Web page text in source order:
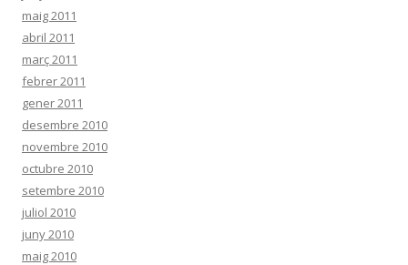
maig 2011
abril 2011
març 2011
febrer 2011
gener 2011
desembre 2010
novembre 2010
octubre 2010
setembre 2010
juliol 2010
juny 2010
maig 2010